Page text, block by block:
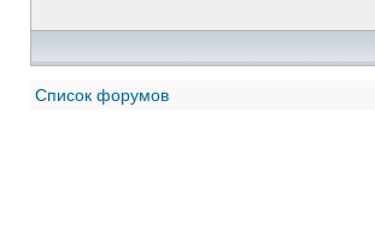
Список форумов